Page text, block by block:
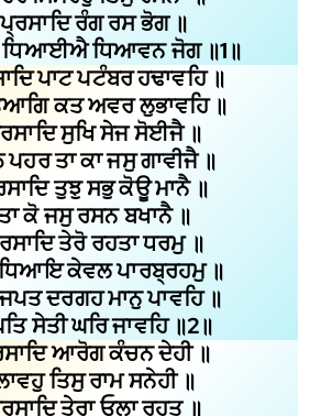
ਰੰਗ ਰਸ ਭੋਗ ॥
ਧਿਆਈਐ ਧਿਆਵਨ ਜੋਗ ॥1॥
ਪਾਟ ਪਟੰਬਰ ਹਢਾਵਹਿ ॥
ਕਤ ਅਵਰ ਲੁਭਾਵਹਿ ॥
ਸੁਖਿ ਸੇਜ ਸੋਈਜੈ ॥
ਤਾ ਕਾ ਜਸੁ ਗਾਵੀਜੈ ॥
ਤੁਝੁ ਸਭੁ ਕੋਊ ਮਾਨੈ ॥
ਕੋ ਜਸੁ ਰਸਨ ਬਖਾਨੈ ॥
ਤੇਰੋ ਰਹਤਾ ਧਰਮੁ ॥
ਕੇਵਲ ਪਾਰਬ੍ਰਹਮੁ ॥
ਦਰਗਹ ਮਾਨੁ ਪਾਵਹਿ ॥
ਸੇਤੀ ਘਰਿ ਜਾਵਹਿ ॥2॥
ਆਰੋਗ ਕੰਚਨ ਦੇਹੀ ॥
ਤਿਸੁ ਰਾਮ ਸਨੇਹੀ ॥
ਤੇਰਾ ਓਲਾ ਰਹਤ ॥